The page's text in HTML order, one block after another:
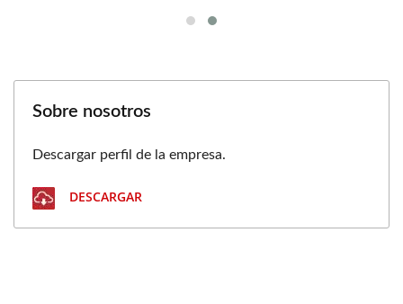
Sobre nosotros
Descargar perfil de la empresa.
DESCARGAR